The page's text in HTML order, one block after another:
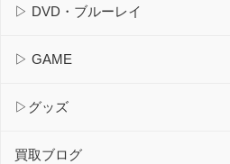
▷ DVD・ブルーレイ
▷ GAME
▷グッズ
買取ブログ